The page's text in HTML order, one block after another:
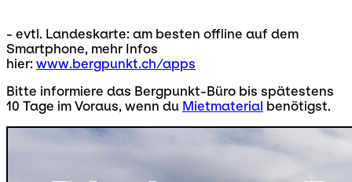
- evtl. Landeskarte: am besten offline auf dem
Smartphone, mehr Infos
hier: www.bergpunkt.ch/apps
Bitte informiere das Bergpunkt-Büro bis spätestens
10 Tage im Voraus, wenn du Mietmaterial benötigst.